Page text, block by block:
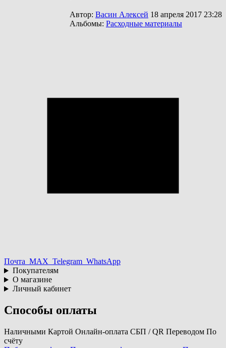
Автор: Васин Алексей 18 апреля 2017 23:28
Альбомы: Расходные материалы
Почта MAX Telegram WhatsApp
Покупателям
О магазине
Личный кабинет
Способы оплаты
Наличными Картой Онлайн-оплата СБП / QR Переводом По
счёту